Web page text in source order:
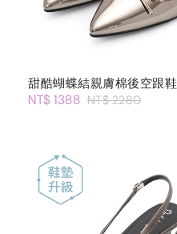
甜酷蝴蝶結親膚棉後空跟鞋
NT$ 1388 NT$ 2280